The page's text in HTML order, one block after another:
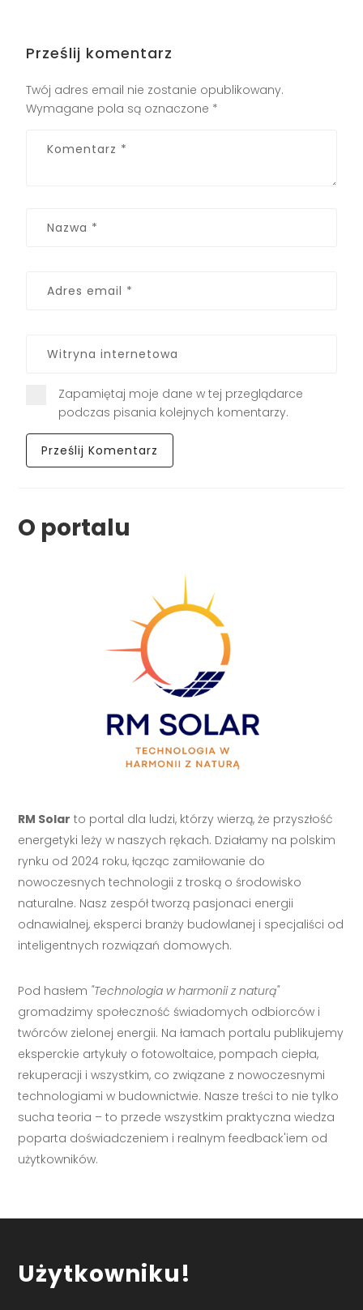
Prześlij komentarz
Twój adres email nie zostanie opublikowany.
Wymagane pola są oznaczone *
Zapamiętaj moje dane w tej przeglądarce
podczas pisania kolejnych komentarzy.
O portalu
RM Solar to portal dla ludzi, którzy wierzą, że przyszłość
energetyki leży w naszych rękach. Działamy na polskim
rynku od 2024 roku, łącząc zamiłowanie do
nowoczesnych technologii z troską o środowisko
naturalne. Nasz zespół tworzą pasjonaci energii
odnawialnej, eksperci branży budowlanej i specjaliści od
inteligentnych rozwiązań domowych.
Pod hasłem "Technologia w harmonii z naturą"
gromadzimy społeczność świadomych odbiorców i
twórców zielonej energii. Na łamach portalu publikujemy
eksperckie artykuły o fotowoltaice, pompach ciepła,
rekuperacji i wszystkim, co związane z nowoczesnymi
technologiami w budownictwie. Nasze treści to nie tylko
sucha teoria – to przede wszystkim praktyczna wiedza
poparta doświadczeniem i realnym feedback'iem od
użytkowników.
Użytkowniku!